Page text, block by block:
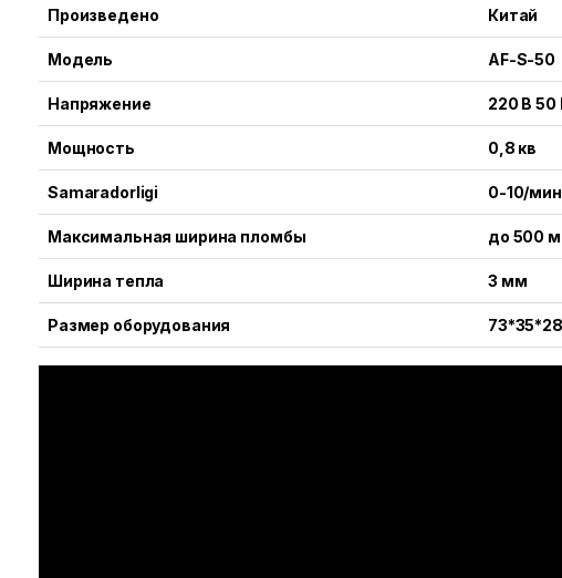
Произведено Китай
Модель AF-S-50
Напряжение 220 В 50
Мощность 0,8 кв
Samaradorligi 0-10/мин
Максимальная ширина пломбы до 500
Ширина тепла 3 мм
Размер оборудования